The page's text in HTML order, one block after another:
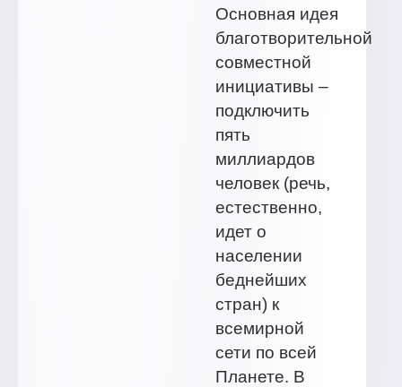
Основная идея
благотворительной
совместной
инициативы –
подключить
пять
миллиардов
человек (речь,
естественно,
идет о
населении
беднейших
стран) к
всемирной
сети по всей
Планете. В